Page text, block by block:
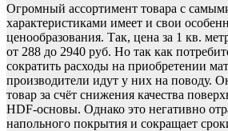
Огромный ассортимент товара с
характеристиками имеет и свои
ценообразования. Так, цена за 1 кв.
от 288 до 2940 руб. Но так как
сократить расходы на приобретении
производители идут у них на поводу.
товар за счёт снижения качества
HDF-основы. Однако это негативно
напольного покрытия и сокращает